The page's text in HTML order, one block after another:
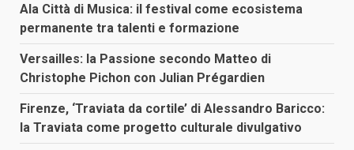
Ala Città di Musica: il festival come ecosistema
permanente tra talenti e formazione
Versailles: la Passione secondo Matteo di
Christophe Pichon con Julian Prégardien
Firenze, ‘Traviata da cortile’ di Alessandro Baricco:
la Traviata come progetto culturale divulgativo